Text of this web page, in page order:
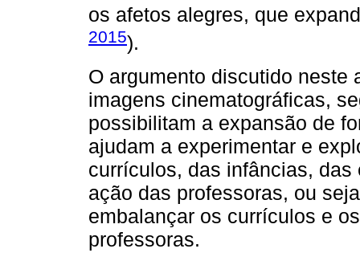
os afetos alegres, que
2015).
O argumento discutido neste
imagens cinematográficas,
possibilitam a expansão de
ajudam a experimentar e
currículos, das infâncias,
ação das professoras, ou
embalançar os currículos e
professoras.